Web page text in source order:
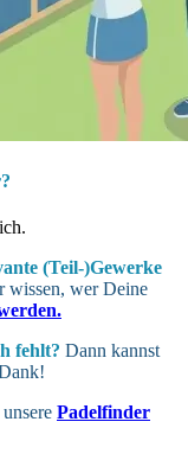
(Teil-)Gewerke
wissen, wer Deine
fehlt? Dann kannst
Padelfinder